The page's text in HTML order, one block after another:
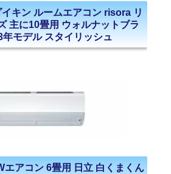
キン ルームエアコン risora リ
主に10畳用 ウォルナットブラ
年モデル スタイリッシュ
エアコン 6畳用 日立 白くまくん